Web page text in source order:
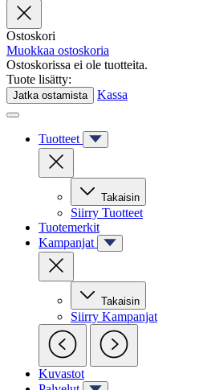
Ostoskori
Muokkaa ostoskoria
Ostoskorissa ei ole tuotteita.
Tuote lisätty:
Jatka ostamista Kassa
Tuotteet
Takaisin
Siirry Tuotteet
Tuotemerkit
Kampanjat
Takaisin
Siirry Kampanjat
Kuvastot